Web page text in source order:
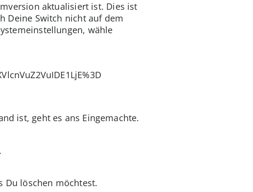
aktualisiert ist. Dies ist
Deine Switch nicht auf dem
wähle
ist, geht es ans Eingemachte.
Du löschen möchtest.